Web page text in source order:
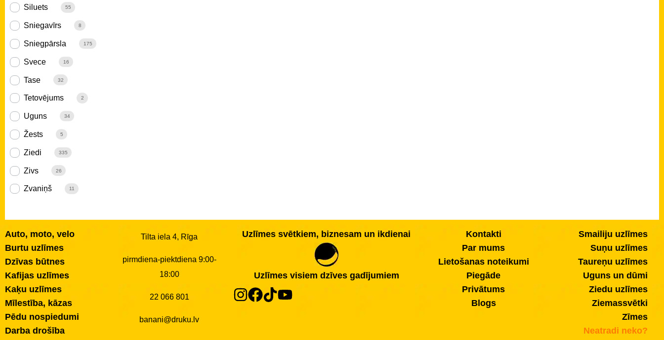
Siluets 55
Sniegavīrs 8
Sniegpārsla 175
Svece 16
Tase 32
Tetovējums 2
Uguns 34
Žests 5
Ziedi 335
Zivs 26
Zvaniņš 11
Auto, moto, velo
Burtu uzlīmes
Dzīvas būtnes
Kafijas uzlīmes
Kaķu uzlīmes
Mīlestība, kāzas
Pēdu nospiedumi
Darba drošība
Tilta iela 4, Rīga
pirmdiena-piektdiena 9:00-
18:00
22 066 801
banani@druku.lv
Uzlīmes svētkiem, biznesam un ikdienai
Uzlīmes visiem dzīves gadījumiem
Kontakti
Par mums
Lietošanas noteikumi
Piegāde
Privātums
Blogs
Smailiju uzlīmes
Suņu uzlīmes
Taureņu uzlīmes
Uguns un dūmi
Ziedu uzlīmes
Ziemassvētki
Zīmes
Neatradi neko?